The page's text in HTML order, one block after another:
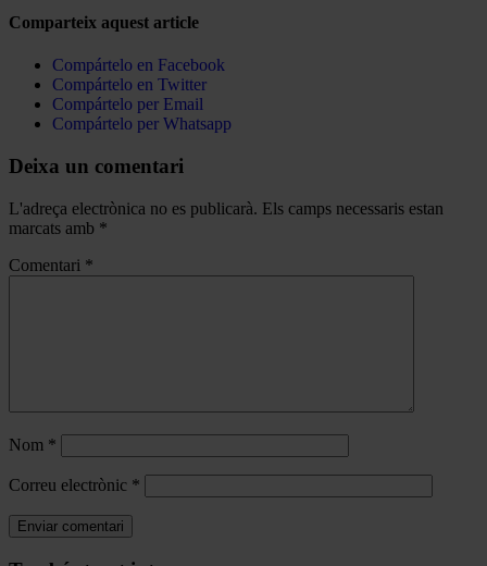
Comparteix aquest article
Compártelo en Facebook
Compártelo en Twitter
Compártelo per Email
Compártelo per Whatsapp
Deixa un comentari
L'adreça electrònica no es publicarà. Els camps necessaris estan
marcats amb *
Comentari *
Nom *
Correu electrònic *